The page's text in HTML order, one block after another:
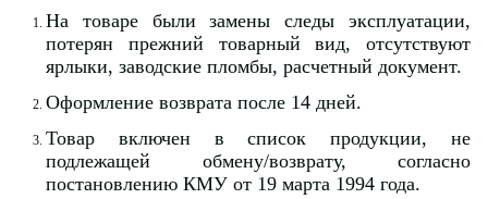
На товаре были замены следы эксплуатации,
потерян прежний товарный вид, отсутствуют
ярлыки, заводские пломбы, расчетный документ.
Оформление возврата после 14 дней.
Товар включен в список продукции, не
подлежащей обмену/возврату, согласно
постановлению КМУ от 19 марта 1994 года.